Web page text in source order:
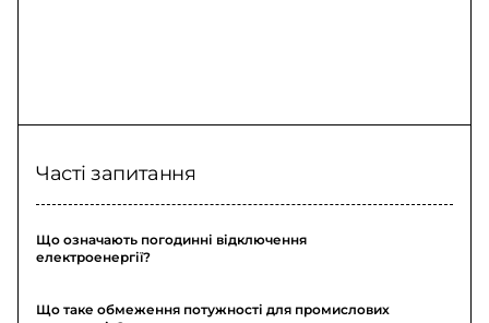
Часті запитання
Що означають погодинні відключення
електроенергії?
Що таке обмеження потужності для промислових